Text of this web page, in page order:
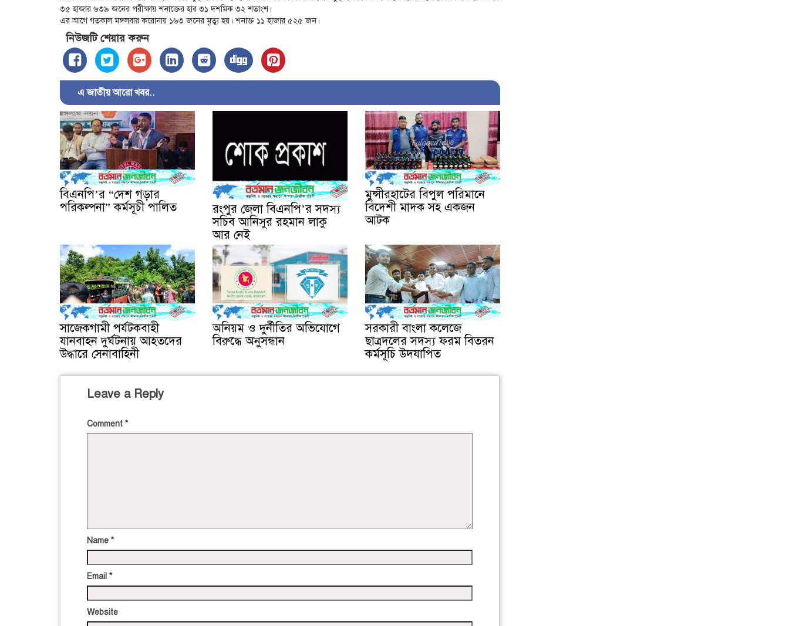
৩৫ হাজার ৬৩৯ জনের পরীক্ষায় শনাক্তের হার ৩১ দশমিক ৩২ শতাংশ।
এর আগে গতকাল মঙ্গলবার করোনায় ১৬৩ জনের মৃত্যু হয়। শনাক্ত ১১ হাজার ৫২৫ জন।
নিউজটি শেয়ার করুন
এ জাতীয় আরো খবর..
বিএনপি’র “দেশ গড়ার
পরিকল্পনা” কর্মসূচী পালিত
রংপুর জেলা বিএনপি’র সদস্য
সচিব আনিসুর রহমান লাকু
আর নেই
মুন্সীরহাটের বিপুল পরিমানে
বিদেশী মাদক সহ একজন
আটক
সাজেকগামী পর্যটকবাহী
যানবাহন দুর্ঘটনায় আহতদের
উদ্ধারে সেনাবাহিনী
অনিয়ম ও দুর্নীতির অভিযোগে
বিরুদ্ধে অনুসন্ধান
সরকারী বাংলা কলেজে
ছাত্রদলের সদস্য ফরম বিতরন
কর্মসূচি উদযাপিত
Leave a Reply
Comment *
Name *
Email *
Website